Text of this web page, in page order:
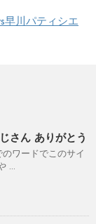
早川パティシエ
さん ありがとう
ワードでこのサイ
...